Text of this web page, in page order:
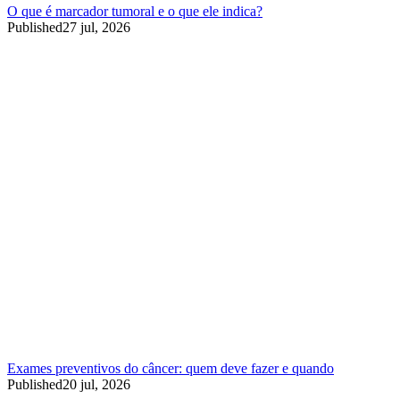
O que é marcador tumoral e o que ele indica?
Published27 jul, 2026
Exames preventivos do câncer: quem deve fazer e quando
Published20 jul, 2026